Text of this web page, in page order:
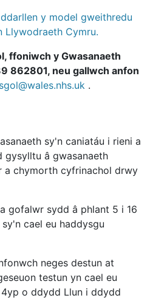
y model gweithredu
Llywodraeth Cymru.
ffoniwch y Gwasanaeth
862801, neu gallwch anfon
.
sy'n caniatáu i rieni a
â gwasanaeth
a chymorth cyfrinachol drwy
gofalwr sydd â phlant 5 i 16
cael eu haddysgu
neges destun at
testun yn cael eu
o ddydd Llun i ddydd